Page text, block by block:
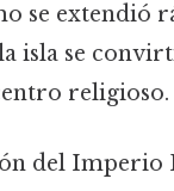
se extendió
isla se
religioso.
del Imperio